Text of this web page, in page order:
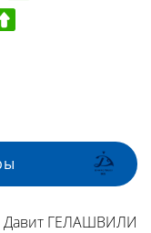
Давит ГЕЛАШВИЛИ